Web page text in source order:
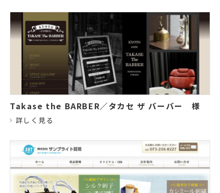
Takase the BARBER／タカセ ザ バーバー様
詳しく見る